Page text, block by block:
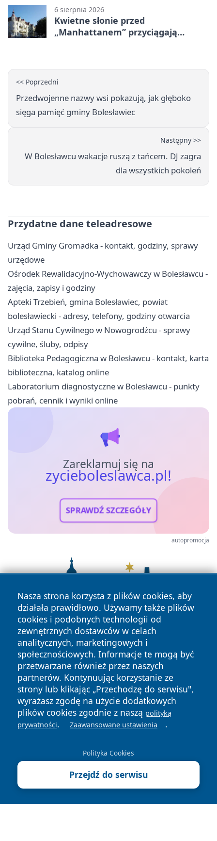
6 sierpnia 2026
Kwietne słonie przed
„Manhattanem” przyciągają
<< Poprzedni
Przedwojenne nazwy wsi pokazują, jak głęboko
sięga pamięć gminy Bolesławiec
Następny >>
W Bolesławcu wakacje ruszą z tańcem. DJ zagra
dla wszystkich pokoleń
Przydatne dane teleadresowe
Urząd Gminy Gromadka - kontakt, godziny, sprawy
urzędowe
Ośrodek Rewalidacyjno-Wychowawczy w Bolesławcu -
zajęcia, zapisy i godziny
Apteki Trzebień, gmina Bolesławiec, powiat
bolesławiecki - adresy, telefony, godziny otwarcia
Urząd Stanu Cywilnego w Nowogrodźcu - sprawy
cywilne, śluby, odpisy
Biblioteka Pedagogiczna w Bolesławcu - kontakt, karta
biblioteczna, katalog online
Laboratorium diagnostyczne w Bolesławcu - punkty
pobrań, cennik i wyniki online
Zareklamuj się na
zycieboleslawca.pl!
SPRAWDŹ SZCZEGÓŁY
autopromocja
Nasza strona korzysta z plików cookies, aby
działała prawidłowo. Używamy także plików
cookies i podobnych technologii od
zewnętrznych dostawców w celach
analitycznych, marketingowych i
społecznościowych. Informacje te mogą być
przetwarzane również przez naszych
partnerów. Kontynuując korzystanie ze
strony lub klikając „Przechodzę do serwisu",
wyrażasz zgodę na użycie dodatkowych
plików cookies zgodnie z naszą polityką
prywatności. Zaawansowane ustawienia .
Polityka Cookies
Przejdź do serwisu
Copyright © 2026 zycieboleslawca.pl Wszystkie prawa
zastrzeżone.
Polityka
Prywatności
Polityka